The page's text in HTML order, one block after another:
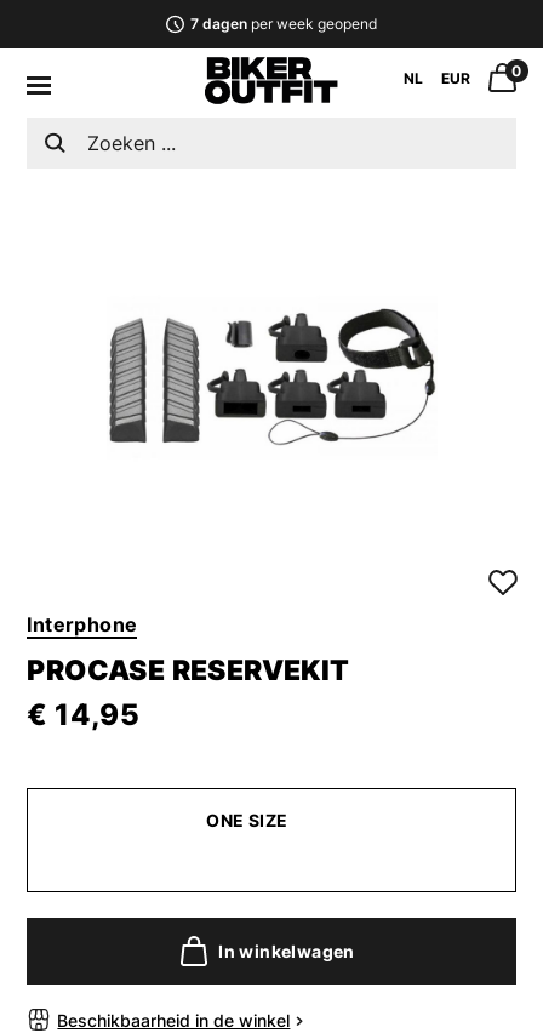
7 dagenper week geopend
NL EUR 0
Interphone
PROCASE RESERVEKIT
€ 14,95
ONE SIZE
In winkelwagen
Beschikbaarheid in de winkel